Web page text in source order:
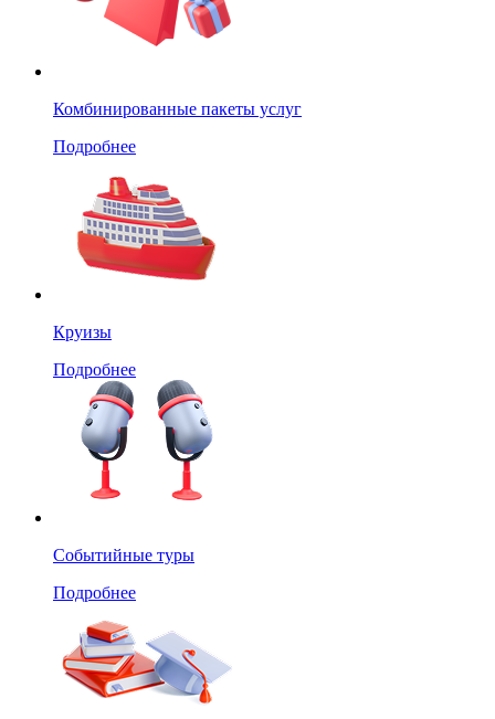
Комбинированные пакеты услуг
Подробнее
Круизы
Подробнее
Событийные туры
Подробнее